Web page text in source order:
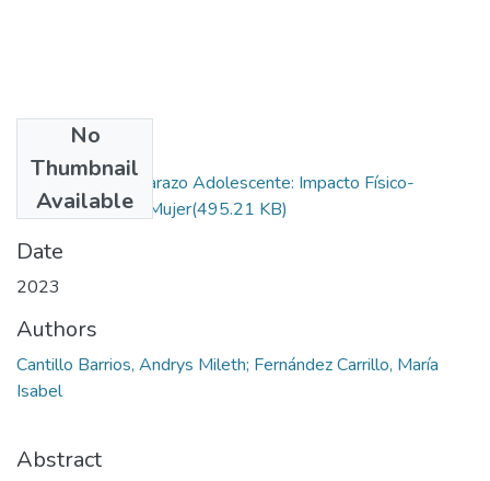
No
Thumbnail
Available
Estrés en el Embarazo Adolescente: Impacto Físico-
Psicológico en la Mujer(495.21 KB)
Date
2023
Authors
Cantillo Barrios, Andrys Mileth; Fernández Carrillo, María
Isabel
Abstract